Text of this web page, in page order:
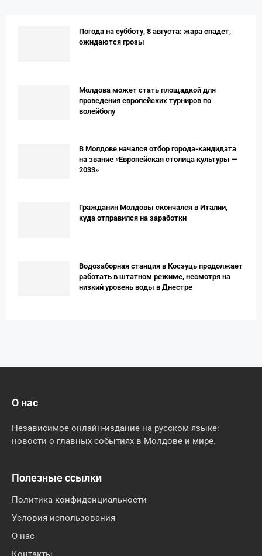
Погода на субботу, 8 августа: жара спадет,
ожидаются грозы
Молдова может стать площадкой для
проведения европейских турниров по
волейболу
В Молдове начался отбор города-кандидата
на звание «Европейская столица культуры —
2033»
Гражданин Молдовы скончался в Италии,
куда отправился на заработки
Водозаборная станция в Косэуць продолжает
работать в штатном режиме, несмотря на
низкий уровень воды в Днестре
О нас
Независимое онлайн-издание на русском языке:
новости о главных событиях в Молдове и мире.
Полезные ссылки
Политика конфиденциальности
Условия использования
О нас